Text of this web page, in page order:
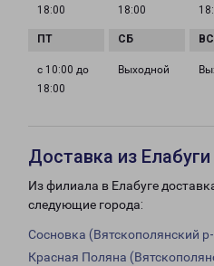
18:00
18:00
с 10:00 до
18:00
Выходной
Доставка из
Из филиала в Елабуге
следующие города:
Сосновка (Вятскополянский
Красная Поляна